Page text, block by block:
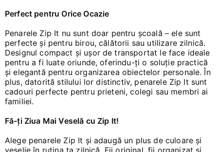
Perfect pentru Orice Ocazie
Penarele Zip It nu sunt doar pentru școală – ele sunt
perfecte și pentru birou, călătorii sau utilizare zilnică.
Designul compact și ușor de transportat le face ideale
pentru a fi luate oriunde, oferindu-ți o soluție practică
și elegantă pentru organizarea obiectelor personale. În
plus, datorită stilului lor distinctiv, penarele Zip It sunt
cadouri perfecte pentru prieteni, colegi sau membri ai
familiei.
Fă-ți Ziua Mai Veselă cu Zip It!
Alege penarele Zip It și adaugă un plus de culoare și